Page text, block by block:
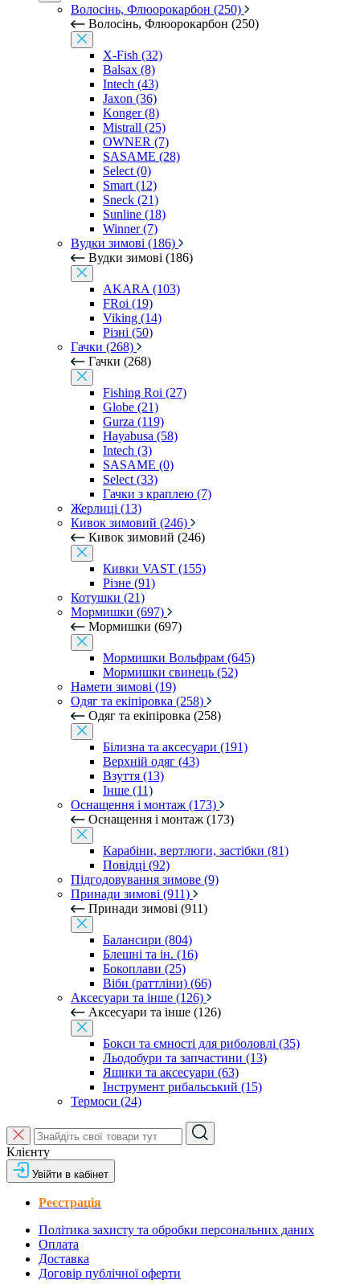
Волосінь, Флюорокарбон (250)
Волосінь, Флюорокарбон (250)
X-Fish (32)
Balsax (8)
Intech (43)
Jaxon (36)
Konger (8)
Mistrall (25)
OWNER (7)
SASAME (28)
Select (0)
Smart (12)
Sneck (21)
Sunline (18)
Winner (7)
Вудки зимові (186)
Вудки зимові (186)
AKARA (103)
FRoi (19)
Viking (14)
Різні (50)
Гачки (268)
Гачки (268)
Fishing Roi (27)
Globe (21)
Gurza (119)
Hayabusa (58)
Intech (3)
SASAME (0)
Select (33)
Гачки з краплею (7)
Жерлиці (13)
Кивок зимовий (246)
Кивок зимовий (246)
Кивки VAST (155)
Різне (91)
Котушки (21)
Мормишки (697)
Мормишки (697)
Мормишки Вольфрам (645)
Мормишки свинець (52)
Намети зимові (19)
Одяг та екіпіровка (258)
Одяг та екіпіровка (258)
Білизна та аксесуари (191)
Верхній одяг (43)
Взуття (13)
Інше (11)
Оснащення і монтаж (173)
Оснащення і монтаж (173)
Карабіни, вертлюги, застібки (81)
Повідці (92)
Підгодовування зимове (9)
Принади зимові (911)
Принади зимові (911)
Балансири (804)
Блешні та ін. (16)
Бокоплави (25)
Віби (раттліни) (66)
Аксесуари та інше (126)
Аксесуари та інше (126)
Бокси та ємності для риболовлі (35)
Льодобури та запчастини (13)
Ящики та аксесуари (63)
Інструмент рибальський (15)
Термоси (24)
Клієнту
Увійти в кабінет
Реєстрація
Політика захисту та обробки персональних даних
Оплата
Доставка
Договір публічної оферти